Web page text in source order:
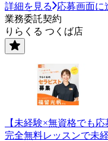
詳細を見る
応募画面に
業務委託契約
りらくる つくば店
【未経験×無資格でも
完全無料レッスンで未